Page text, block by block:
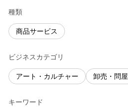
種類
商品サービス
ビジネスカテゴリ
アート・カルチャー 卸売・問屋
キーワード